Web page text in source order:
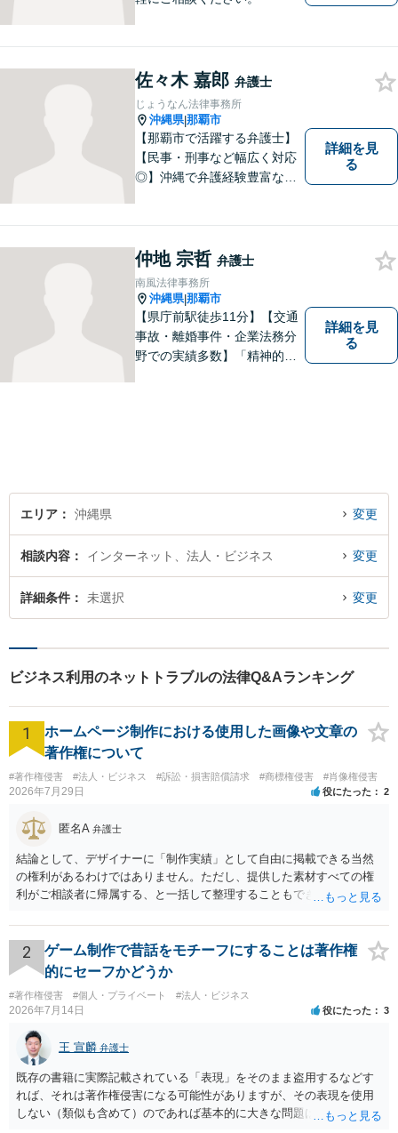
佐々木 嘉郎 弁護士
じょうなん法律事務所
沖縄県|那覇市
【那覇市で活躍する弁護士】
【民事・刑事など幅広く対応
◎】沖縄で弁護経験豊富な弁
尽力します！皆様のご希望を
丁寧にお聞きします。【牧志
駅・安里駅から徒歩圏】
詳細を見
る
仲地 宗哲 弁護士
南風法律事務所
沖縄県|那覇市
【県庁前駅徒歩11分】【交通
事故・離婚事件・企業法務分
野での実績多数】「精神的な
詳細を見
る
エリア 沖縄県 変更
相談内容 インターネット、法人・ビジネス 変更
詳細条件 未選択 変更
ビジネス利用のネットトラブルの法律Q&Aランキング
1
ホームページ制作における使用した画像や文章の
著作権について
#著作権侵害 #法人・ビジネス #訴訟・損害賠償請求 #商標権侵害 #肖像権侵害
2026年7月29日 役にたった 2
匿名A 弁護士
結論として、デザイナーに「制作実績」として自由に掲載できる当然
の権利があるわけではありません。ただし、提供した素材すべての権
利がご相談者に帰属する、と一括して整理することもできません。 ご
身が著作権者です。 他方、ブランド名、文字主体のロゴ、商品情報、
短いキャッチコピー、販売コンセプトなどは、通常、著作物には当た
りません。ただし、ロゴに独自の図形やイラスト等が含まれる場合に
は、その表現部分が著作物となる可能性があります。 また、人物写真
の著作権は撮影者に、肖像に関する権利は被写体本人に帰属します
（著作権法2条・17条）。 ウェブサイト全体に当然に著作権が生じる
わけではありません。デザイナーが独自に制作したイラストやバナー
等は別として、一般的なレイアウトや配色、依頼者から提供された素
材を希望に沿って配置した部分には、通常、著作物性は認められにく
いと考えられます。仮に具体的な画面構成の一部に創作性が認められ
ても、その権利は当該部分に限られ、ご相談者の写真や文章等を制作
実績として掲載する権限まで当然に生じるものではありません。 もっ
2
ゲーム制作で昔話をモチーフにすることは著作権
的にセーフかどうか
#著作権侵害 #個人・プライベート #法人・ビジネス
2026年7月14日 役にたった 3
王 宣麟 弁護士
既存の書籍に実際記載されている「表現」をそのまま盗用するなどす
れば、それは著作権侵害になる可能性がありますが、その表現を使用
しない（類似も含めて）のであれば基本的に大きな問題は生じないか